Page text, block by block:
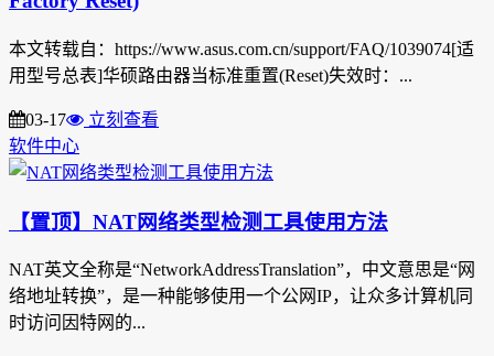
本文转载自：https://www.asus.com.cn/support/FAQ/1039074[适
用型号总表]华硕路由器当标准重置(Reset)失效时：...
03-17
立刻查看
软件中心
【置顶】NAT网络类型检测工具使用方法
NAT英文全称是“NetworkAddressTranslation”，中文意思是“网
络地址转换”，是一种能够使用一个公网IP，让众多计算机同
时访问因特网的...